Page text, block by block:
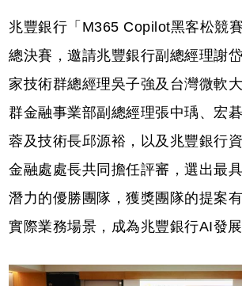
兆豐銀行「M365 Copilot黑客松競
總決賽，邀請兆豐銀行副總經理謝
家技術群總經理吳子強及台灣微軟
群金融事業部副總經理張中瑀、宏
蓉及技術長邱源裕，以及兆豐銀行
金融處處長共同擔任評審，選出最
潛力的優勝團隊，獲獎團隊的提案
實際業務場景，成為兆豐銀行AI發展